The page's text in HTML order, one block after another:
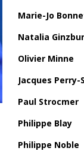
Marie-Jo
Natalia
Olivier Minne
Jacques Perry-
Paul Strocmer
Philippe Blay
Philippe Noble